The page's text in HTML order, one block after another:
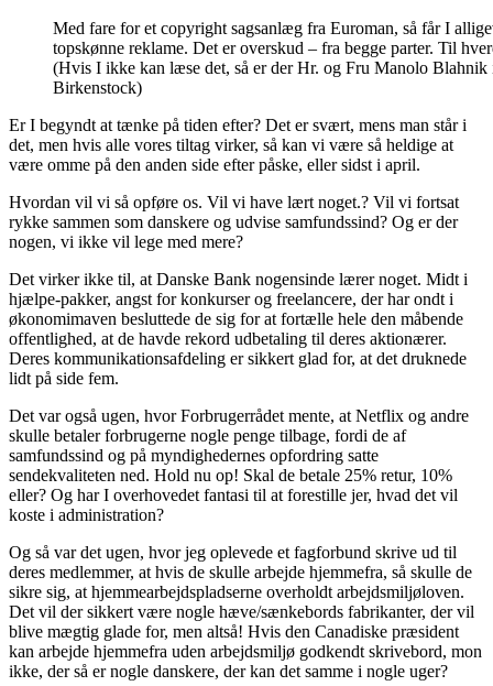
Med fare for et copyright sagsanlæg fra Euroman, så får I
topskønne reklame. Det er overskud – fra begge parter. Til
(Hvis I ikke kan læse det, så er der Hr. og Fru Manolo Blahnik
Birkenstock)
Er I begyndt at tænke på tiden efter? Det er svært, mens man står i
det, men hvis alle vores tiltag virker, så kan vi være så heldige at
være omme på den anden side efter påske, eller sidst i april.
Hvordan vil vi så opføre os. Vil vi have lært noget.? Vil vi fortsat
rykke sammen som danskere og udvise samfundssind? Og er der
nogen, vi ikke vil lege med mere?
Det virker ikke til, at Danske Bank nogensinde lærer noget. Midt i
hjælpe-pakker, angst for konkurser og freelancere, der har ondt i
økonomimaven besluttede de sig for at fortælle hele den måbende
offentlighed, at de havde rekord udbetaling til deres aktionærer.
Deres kommunikationsafdeling er sikkert glad for, at det druknede
lidt på side fem.
Det var også ugen, hvor Forbrugerrådet mente, at Netflix og andre
skulle betaler forbrugerne nogle penge tilbage, fordi de af
samfundssind og på myndighedernes opfordring satte
sendekvaliteten ned. Hold nu op! Skal de betale 25% retur, 10%
eller? Og har I overhovedet fantasi til at forestille jer, hvad det vil
koste i administration?
Og så var det ugen, hvor jeg oplevede et fagforbund skrive ud til
deres medlemmer, at hvis de skulle arbejde hjemmefra, så skulle de
sikre sig, at hjemmearbejdspladserne overholdt arbejdsmiljøloven.
Det vil der sikkert være nogle hæve/sænkebords fabrikanter, der vil
blive mægtig glade for, men altså! Hvis den Canadiske præsident
kan arbejde hjemmefra uden arbejdsmiljø godkendt skrivebord, mon
ikke, der så er nogle danskere, der kan det samme i nogle uger?